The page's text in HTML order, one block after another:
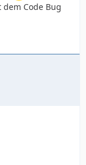
Code Bug